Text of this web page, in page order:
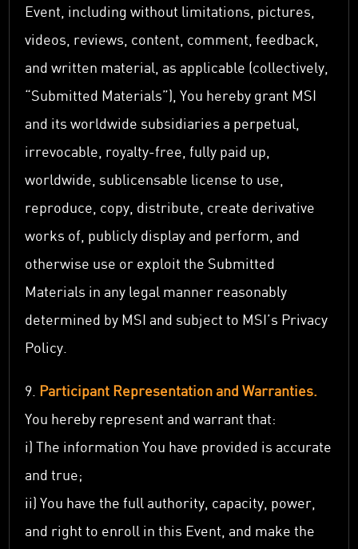
Event, including without limitations, pictures,
videos, reviews, content, comment, feedback,
and written material, as applicable (collectively,
“Submitted Materials”), You hereby grant MSI
and its worldwide subsidiaries a perpetual,
irrevocable, royalty-free, fully paid up,
worldwide, sublicensable license to use,
reproduce, copy, distribute, create derivative
works of, publicly display and perform, and
otherwise use or exploit the Submitted
Materials in any legal manner reasonably
determined by MSI and subject to MSI’s Privacy
Policy.
9. Participant Representation and Warranties.
You hereby represent and warrant that:
i) The information You have provided is accurate
and true;
ii) You have the full authority, capacity, power,
and right to enroll in this Event, and make the